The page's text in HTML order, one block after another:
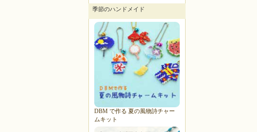
季節のハンドメイド
DBM で作る 夏の風物詩チャー
ムキット